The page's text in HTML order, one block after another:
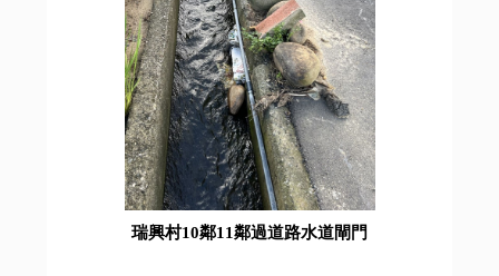
瑞興村10鄰11鄰過道路水道閘門